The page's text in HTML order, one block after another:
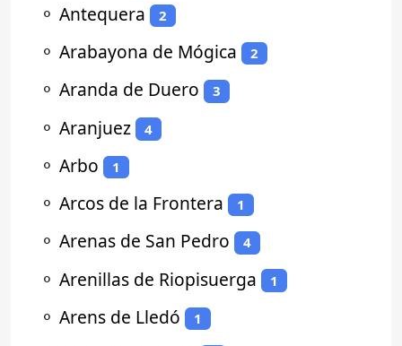
⚬ Antequera 2
⚬ Arabayona de Mógica 2
⚬ Aranda de Duero 3
⚬ Aranjuez 4
⚬ Arbo 1
⚬ Arcos de la Frontera 1
⚬ Arenas de San Pedro 4
⚬ Arenillas de Riopisuerga 1
⚬ Arens de Lledó 1